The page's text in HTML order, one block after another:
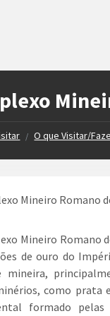
/ O que Visitar/
Mineiro Romano
de ouro do
mineira,
como prata
formado